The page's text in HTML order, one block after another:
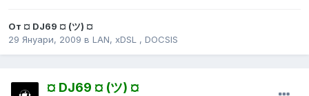
От ¤ DJ69 ¤ (ツ) ¤
29 Януари, 2009 в LAN, xDSL , DOCSIS
¤ DJ69 ¤ (ツ) ¤